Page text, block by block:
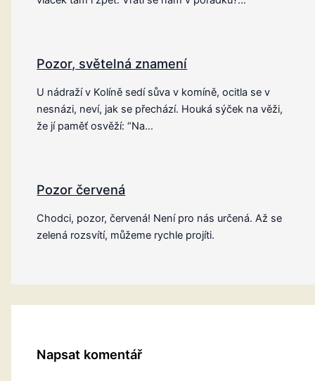
Pozor, světelná znamení
U nádraží v Kolíně sedí sůva v komíně, ocitla se v
nesnázi, neví, jak se přechází. Houká sýček na věži,
že jí paměť osvěží: “Na…
Pozor červená
Chodci, pozor, červená! Není pro nás určená. Až se
zelená rozsvítí, můžeme rychle projíti.
Napsat komentář